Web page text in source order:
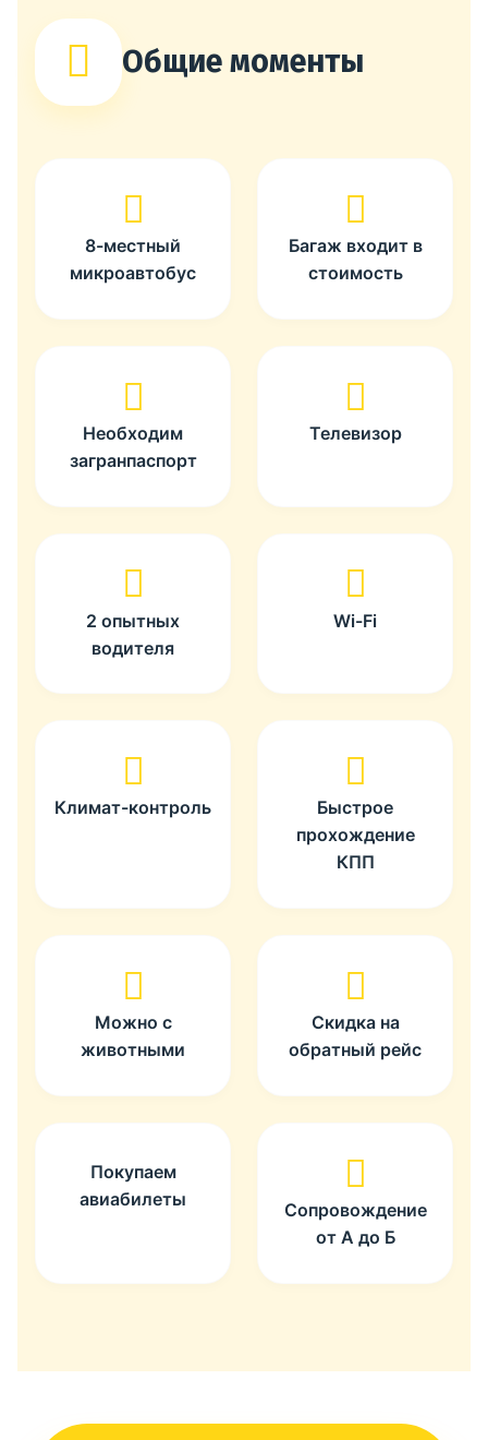
Общие моменты
8-местный
микроавтобус
Багаж входит в
стоимость
Необходим
загранпаспорт
Телевизор
2 опытных
водителя
Wi-Fi
Климат-контроль
Быстрое
прохождение
КПП
Можно с
животными
Скидка на
обратный рейс
Покупаем
авиабилеты
Сопровождение
от А до Б